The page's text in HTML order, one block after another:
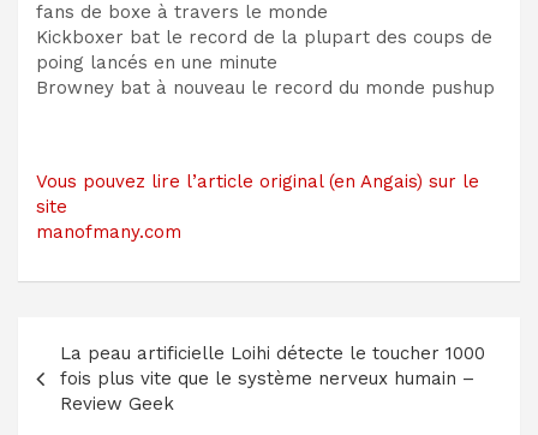
fans de boxe à travers le monde
Kickboxer bat le record de la plupart des coups de
poing lancés en une minute
Browney bat à nouveau le record du monde pushup
Vous pouvez lire l’article original (en Angais) sur le
site
manofmany.com
Navigation
de
l’article
La peau artificielle Loihi détecte le toucher 1000
fois plus vite que le système nerveux humain –
Review Geek